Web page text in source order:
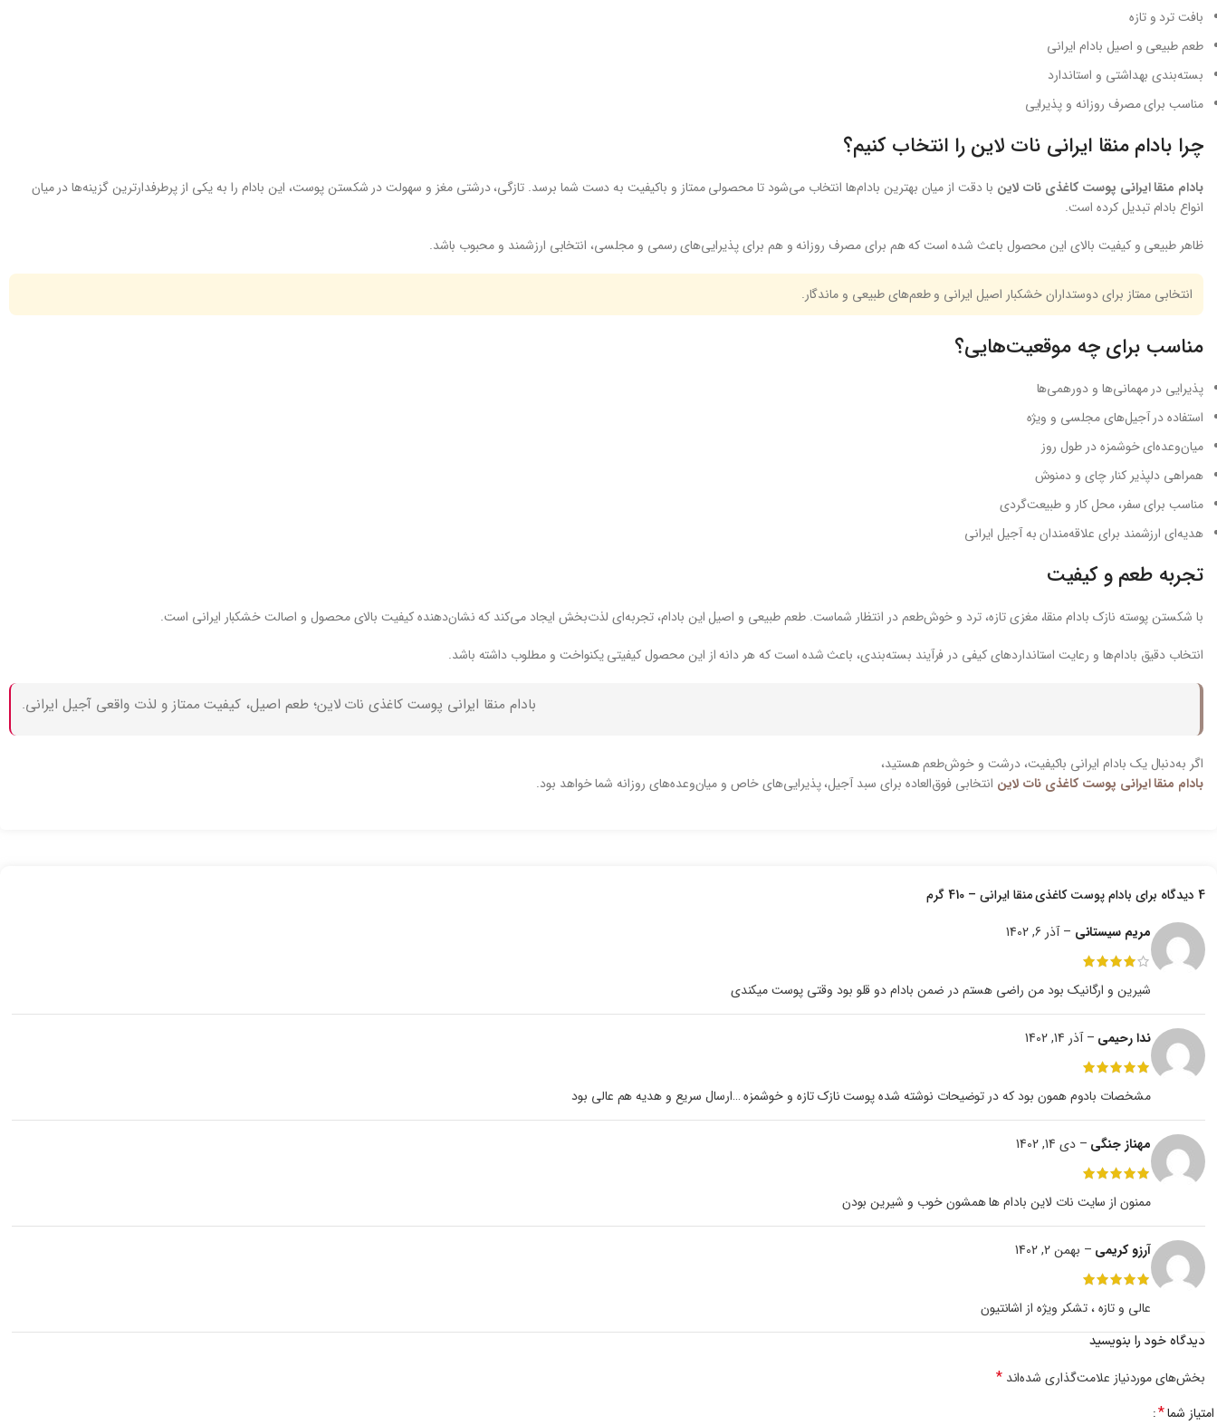
بافت ترد و تازه
طعم طبیعی و اصیل بادام ایرانی
بسته‌بندی بهداشتی و استاندارد
مناسب برای مصرف روزانه و پذیرایی
چرا بادام منقا ایرانی نات لاین را انتخاب کنیم؟
بادام منقا ایرانی پوست کاغذی نات لاین با دقت از میان بهترین بادام‌ها انتخاب می‌شود تا محصولی ممتاز و باکیفیت به دست شما برسد. تازگی، درشتی مغز و سهولت در شکستن پوست، این بادام را به یکی از پرطرفدارترین گزینه‌ها در میان
انواع بادام تبدیل کرده است.
ظاهر طبیعی و کیفیت بالای این محصول باعث شده است که هم برای مصرف روزانه و هم برای پذیرایی‌های رسمی و مجلسی، انتخابی ارزشمند و محبوب باشد.
انتخابی ممتاز برای دوستداران خشکبار اصیل ایرانی و طعم‌های طبیعی و ماندگار.
مناسب برای چه موقعیت‌هایی؟
پذیرایی در مهمانی‌ها و دورهمی‌ها
استفاده در آجیل‌های مجلسی و ویژه
میان‌وعده‌ای خوشمزه در طول روز
همراهی دلپذیر کنار چای و دمنوش
مناسب برای سفر، محل کار و طبیعت‌گردی
هدیه‌ای ارزشمند برای علاقه‌مندان به آجیل ایرانی
تجربه طعم و کیفیت
با شکستن پوسته نازک بادام منقا، مغزی تازه، ترد و خوش‌طعم در انتظار شماست. طعم طبیعی و اصیل این بادام، تجربه‌ای لذت‌بخش ایجاد می‌کند که نشان‌دهنده کیفیت بالای محصول و اصالت خشکبار ایرانی است.
انتخاب دقیق بادام‌ها و رعایت استانداردهای کیفی در فرآیند بسته‌بندی، باعث شده است که هر دانه از این محصول کیفیتی یکنواخت و مطلوب داشته باشد.
بادام منقا ایرانی پوست کاغذی نات لاین؛ طعم اصیل، کیفیت ممتاز و لذت واقعی آجیل ایرانی.
اگر به‌دنبال یک بادام ایرانی باکیفیت، درشت و خوش‌طعم هستید،
بادام منقا ایرانی پوست کاغذی نات لاین انتخابی فوق‌العاده برای سبد آجیل، پذیرایی‌های خاص و میان‌وعده‌های روزانه شما خواهد بود.
4 دیدگاه برای
بادام پوست کاغذی منقا ایرانی – 410 گرم
مریم سیستانی – آذر 6, 1402
شیرین و ارگانیک بود من راضی هستم در ضمن بادام دو قلو بود وقتی پوست میکندی
ندا رحیمی – آذر 14, 1402
مشخصات بادوم همون بود که در توضیحات نوشته شده پوست نازک تازه و خوشمزه …ارسال سریع و هدیه هم عالی بود
مهناز جنگی – دی 14, 1402
ممنون از سایت نات لاین بادام ها همشون خوب و شیرین بودن
آرزو کریمی – بهمن 2, 1402
عالی و تازه ، تشکر ویژه از اشانتیون
دیدگاه خود را بنویسید
بخش‌های موردنیاز علامت‌گذاری شده‌اند*
امتیاز شما*